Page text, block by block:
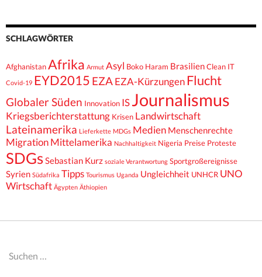
SCHLAGWÖRTER
AfghanistanAfrika Armut Asyl Boko Haram BrasilienClean IT
Covid-19 EYD2015 EZA EZA-Kürzungen Flucht
Globaler Süden Innovation IS Journalismus
Kriegsberichterstattung Krisen Landwirtschaft
Lateinamerika Lieferkette MDGs Medien Menschenrechte
Migration Mittelamerika Nachhaltigkeit Nigeria Preise Proteste
SDGsSebastian Kurz soziale Verantwortung Sportgroßereignisse
Syrien Südafrika Tipps Tourismus Uganda Ungleichheit UNHCR UNO
Wirtschaft Ägypten Äthiopien
Suchen